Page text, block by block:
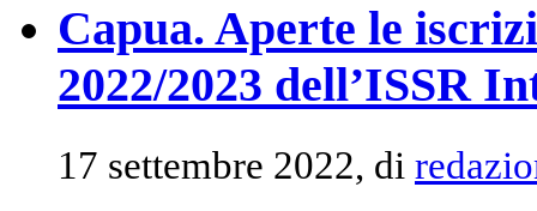
Capua. Aperte le
2022/2023 dell’ISSR
17 settembre 2022, di